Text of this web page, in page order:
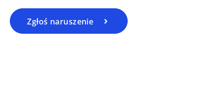
Zgłoś naruszenie